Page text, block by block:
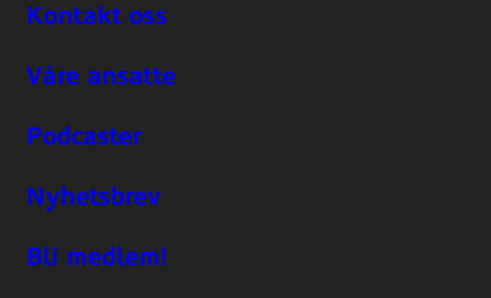
Kontakt oss
Våre ansatte
Podcaster
Nyhetsbrev
Bli medlem!